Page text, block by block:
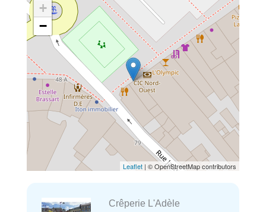
+
−
Leaflet | © OpenStreetMap contributors
Crêperie L'Adèle